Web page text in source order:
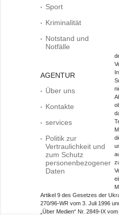
Sport
Kriminalität
Notstand und
Notfälle
AGENTUR
Über uns
Kontakte
services
Politik zur
Vertraulichkeit und
zum Schutz
personenbezogener
Daten
Artikel 9 des Gesetzes der
270/96-WR vom 3. Juli 1996
„Über Medien“ Nr. 2849-IX